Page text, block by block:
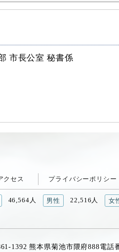
市長公室 秘書係
クセス プライバシーポリシー
46,564人 男性 22,516人 女
1392 熊本県菊池市隈府888電話